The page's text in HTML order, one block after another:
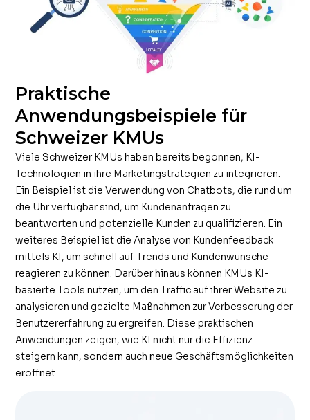
Praktische
Anwendungsbeispiele für
Schweizer KMUs
Viele Schweizer KMUs haben bereits begonnen, KI-
Technologien in ihre Marketingstrategien zu integrieren.
Ein Beispiel ist die Verwendung von Chatbots, die rund um
die Uhr verfügbar sind, um Kundenanfragen zu
beantworten und potenzielle Kunden zu qualifizieren. Ein
weiteres Beispiel ist die Analyse von Kundenfeedback
mittels KI, um schnell auf Trends und Kundenwünsche
reagieren zu können. Darüber hinaus können KMUs KI-
basierte Tools nutzen, um den Traffic auf ihrer Website zu
analysieren und gezielte Maßnahmen zur Verbesserung der
Benutzererfahrung zu ergreifen. Diese praktischen
Anwendungen zeigen, wie KI nicht nur die Effizienz
steigern kann, sondern auch neue Geschäftsmöglichkeiten
eröffnet.